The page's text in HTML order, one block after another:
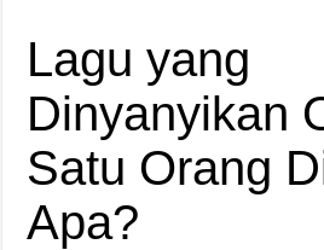
Lagu yang
Dinyanyikan
Satu Orang
Apa?